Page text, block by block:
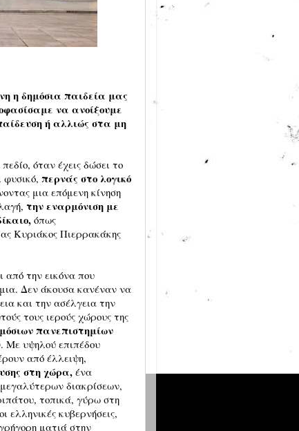
η δημόσια παιδεία μας
να ανοίξουμε
ή αλλιώς στα μη
όταν έχεις δώσει το
περνάς στο λογικό
μια επόμενη κίνηση
την εναρμόνιση με
όπως
Κυριάκος Πιερρακάκης
από την εικόνα που
Δεν άκουσα κανέναν να
και την ασέλγεια την
τους ιερούς χώρους της
πανεπιστημίων
Με υψηλού επιπέδου
από έλλειψη,
στη χώρα, ένα
διακρίσεων,
τοπικά, γύρω στη
ελληνικές κυβερνήσεις,
ματιά στην